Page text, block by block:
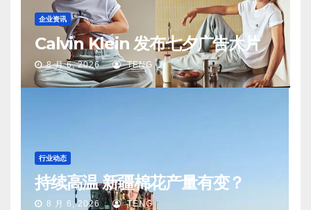
企业资讯
Calvin Klein 发布七夕广告大片
8 月 6, 2026 TENG
行业动态
持续高温 新疆棉花产量有变？
8 月 6, 2026 TENG